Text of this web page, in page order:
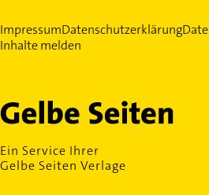
ImpressumDatenschutzerklärung
Inhalte melden
Ein Service Ihrer
Gelbe Seiten Verlage